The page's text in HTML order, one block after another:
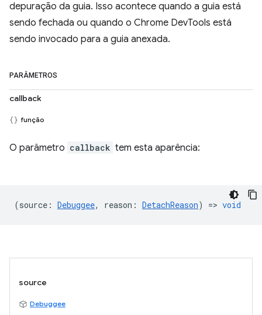
depuração da guia. Isso acontece quando a guia está
sendo fechada ou quando o Chrome DevTools está
sendo invocado para a guia anexada.
PARÂMETROS
callback
função
O parâmetro callback tem esta aparência:
(source : Debuggee, reason : DetachReason) => void
source
Debuggee